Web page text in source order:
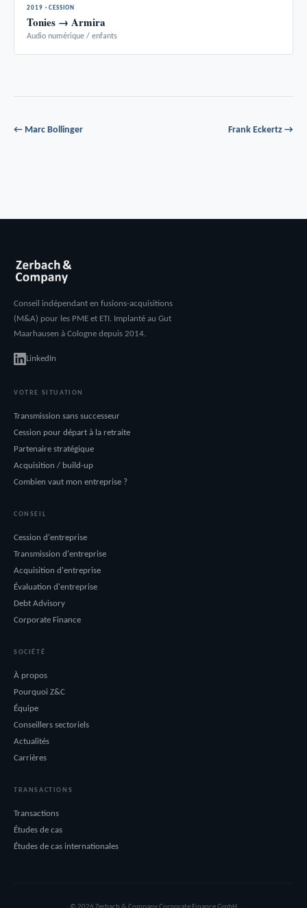
2019 · CESSION
Tonies → Armira
Audio numérique / enfants
← Marc Bollinger Frank Eckertz →
Conseil indépendant en fusions-acquisitions
(M&A) pour les PME et ETI. Implanté au Gut
Maarhausen à Cologne depuis 2014.
LinkedIn
VOTRE SITUATION
Transmission sans successeur
Cession pour départ à la retraite
Partenaire stratégique
Acquisition / build-up
Combien vaut mon entreprise ?
CONSEIL
Cession d'entreprise
Transmission d'entreprise
Acquisition d'entreprise
Évaluation d'entreprise
Debt Advisory
Corporate Finance
SOCIÉTÉ
À propos
Pourquoi Z&C
Équipe
Conseillers sectoriels
Actualités
Carrières
TRANSACTIONS
Transactions
Études de cas
Études de cas internationales